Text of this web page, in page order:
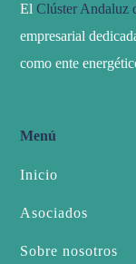
El Clúster Andaluz
empresarial
como ente
Menú
Inicio
Asociados
Sobre nosotros